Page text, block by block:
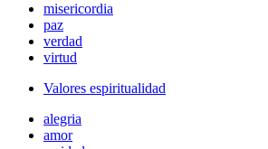
misericordia
paz
verdad
virtud
Valores espiritualidad
alegria
amor